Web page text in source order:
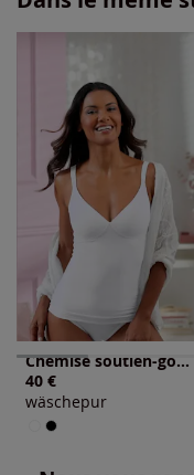
Chemise soutien-gorge bon. a, b, c
40 €
wäschepur